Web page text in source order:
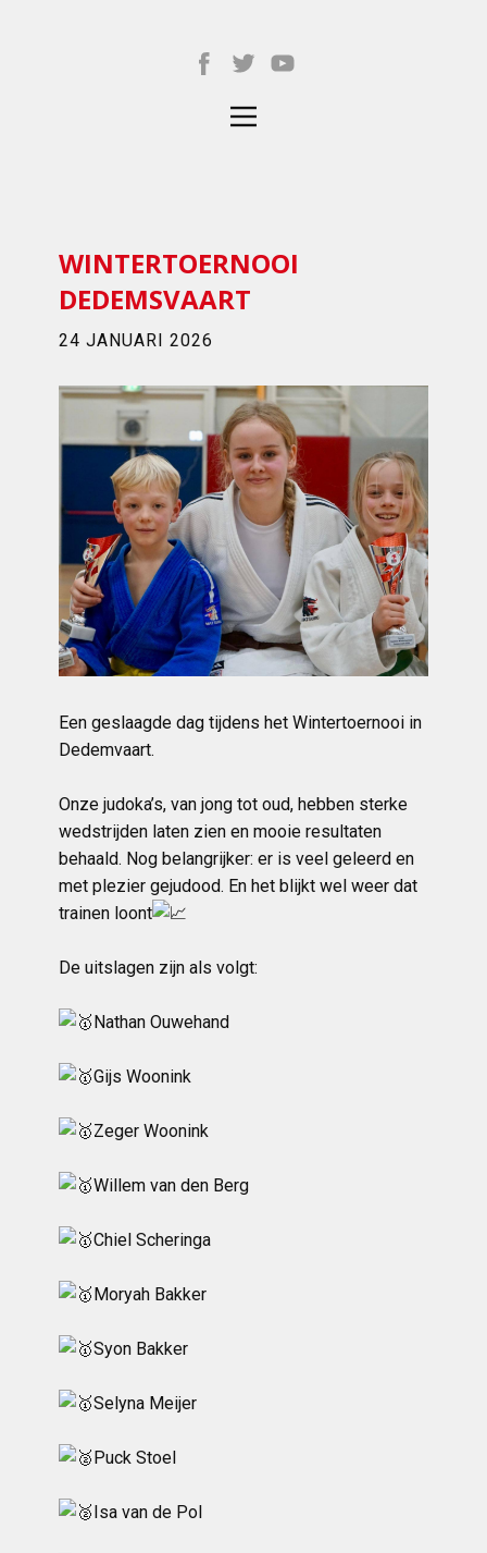
WINTERTOERNOOI
DEDEMSVAART
24 JANUARI 2026
Een geslaagde dag tijdens het Wintertoernooi in
Dedemvaart.
Onze judoka’s, van jong tot oud, hebben sterke
wedstrijden laten zien en mooie resultaten
behaald. Nog belangrijker: er is veel geleerd en
met plezier gejudood. En het blijkt wel weer dat
trainen loont
De uitslagen zijn als volgt:
Nathan Ouwehand
Gijs Woonink
Zeger Woonink
Willem van den Berg
Chiel Scheringa
Moryah Bakker
Syon Bakker
Selyna Meijer
Puck Stoel
Isa van de Pol